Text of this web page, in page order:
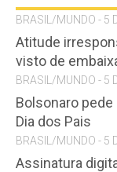
BRASIL/MUNDO - 5
Atitude
visto de
BRASIL/MUNDO - 5
Bolsonaro
Dia dos Pais
BRASIL/MUNDO - 5
Assinatura